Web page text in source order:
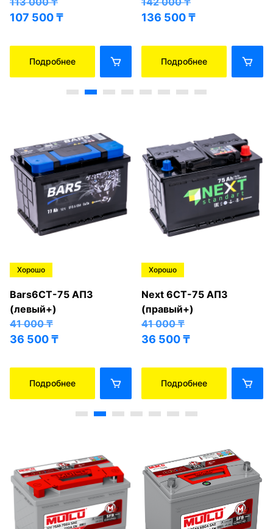
107 500₸
Подробнее
136 500₸
Подробнее
Хорошо
Bars6СТ-75 АПЗ
(левый+)
41 000₸
36 500₸
Подробнее
Хорошо
Next 6СТ-75 АПЗ
(правый+)
41 000₸
36 500₸
Подробнее